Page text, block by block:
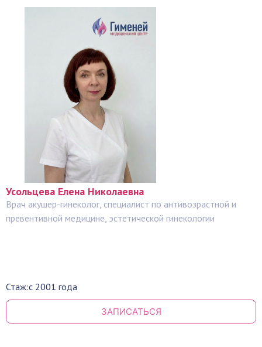
Усольцева Елена Николаевна
Врач акушер-гинеколог, специалист по антивозрастной и
превентивной медицине, эстетической гинекологии
Стаж:с 2001 года
ЗАПИСАТЬСЯ